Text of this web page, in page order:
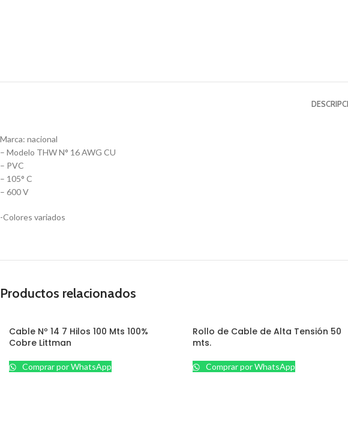
Marca: nacional
– Modelo THW N° 16 AWG CU
– PVC
– 105° C
– 600 V
-Colores variados
Productos relacionados
Cable Nº 14 7 Hilos 100 Mts 100%
Cobre Littman
Comprar por WhatsApp
Rollo de Cable de Alta Tensión 50
mts.
Comprar por WhatsApp